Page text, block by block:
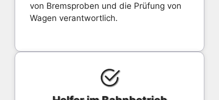
von Bremsproben und die Prüfung von
Wagen verantwortlich.